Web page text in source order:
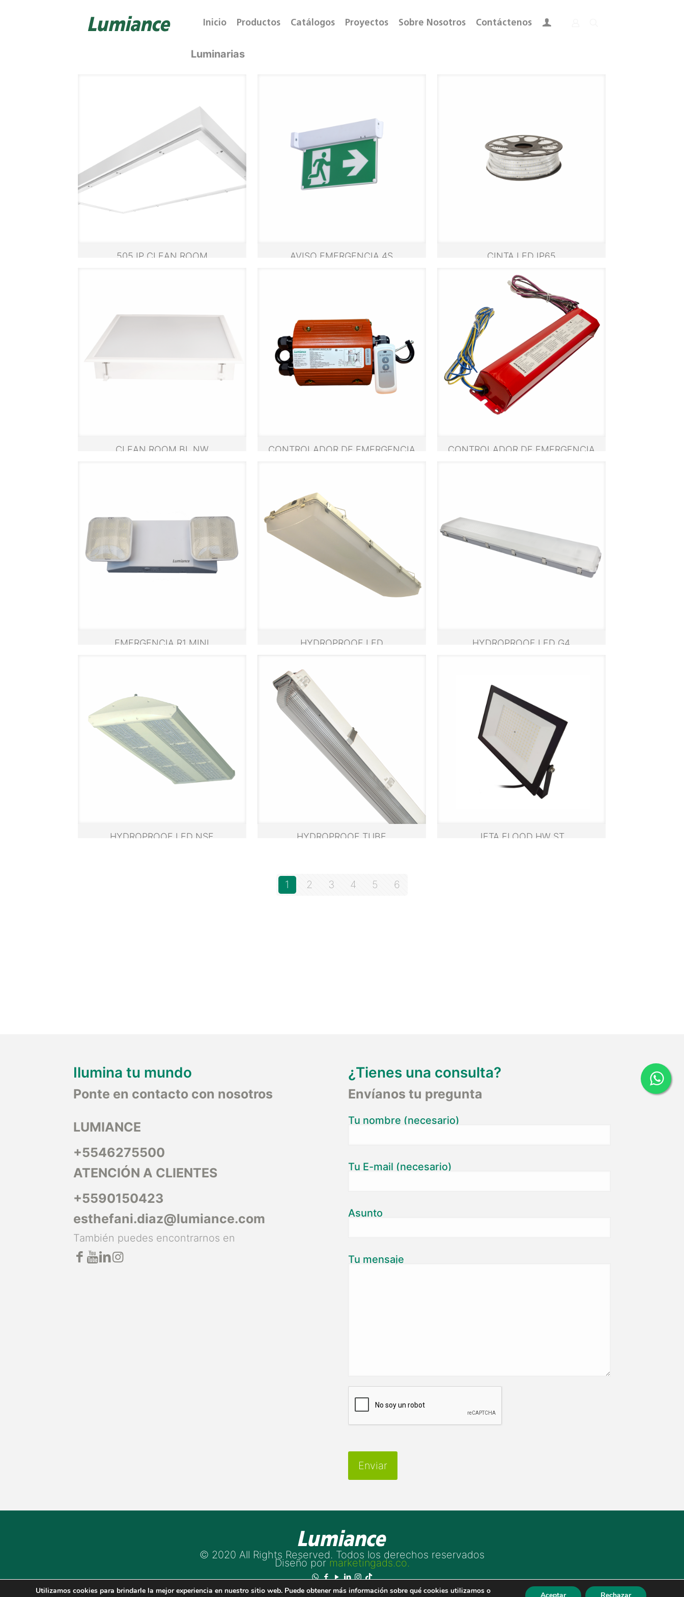
Inicio Productos Catálogos Proyectos Sobre Nosotros Contáctenos
Luminarias
505 IP CLEAN ROOM AVISO EMERGENCIA 4S CINTA LED IP65
CLEAN ROOM BL NW
CONTROLADOR DE EMERGENCIA
CONTROLADOR DE EMERGENCIA
EMERGENCIA R1 MINI HYDROPROOF LED HYDROPROOF LED G4
HYDROPROOF LED NSF HYDROPROOF TUBE JETA FLOOD HW ST
1 2 3 4 5 6
Ilumina tu mundo
Ponte en contacto con nosotros
LUMIANCE
+5546275500
ATENCIÓN A CLIENTES
+5590150423
esthefani.diaz@lumiance.com
También puedes encontrarnos en
¿Tienes una consulta?
Envíanos tu pregunta
Tu nombre (necesario)
Tu E-mail (necesario)
Asunto
Tu mensaje
© 2020 All Rights Reserved. Todos los derechos reservados
Diseño por marketingads.co.
Utilizamos cookies para brindarle la mejor experiencia en nuestro sitio web. Puede obtener más información sobre qué cookies utilizamos o